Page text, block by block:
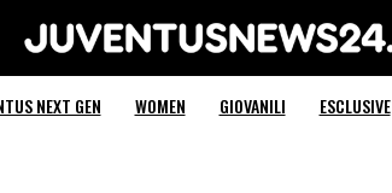
Juventus News 24
NEXT GEN WOMEN GIOVANILI ESCLUSIVE